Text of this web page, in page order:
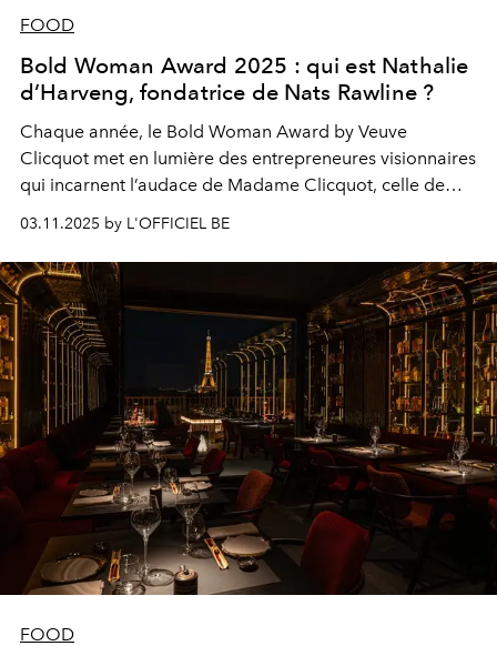
FOOD
Bold Woman Award 2025 : qui est Nathalie
d’Harveng, fondatrice de Nats Rawline ?
Chaque année, le Bold Woman Award by Veuve
Clicquot met en lumière des entrepreneures visionnaires
qui incarnent l’audace de Madame Clicquot, celle de
découvrez chaque jour l’une des six finalistes belges
2025, entre parcours inspirants et leadership audacieux.
03.11.2025 by L'OFFICIEL BE
FOOD